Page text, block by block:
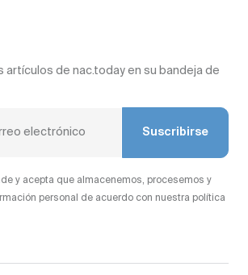
artículos de nac.today en su bandeja de
Suscribirse
y acepta que almacenemos, procesemos y
personal de acuerdo con nuestra política